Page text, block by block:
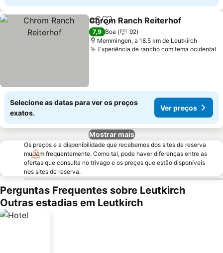
PartilharAdicionar aos favoritos
Chrom Ranch Reiterhof
7,9 Boa
92
Memmingen, a 18.5 km de Leutkirch
Experiência de rancho com tema ocidental
Selecione as datas para ver os preços
exatos.
Ver preços
Mostrar mais
Os preços e a disponibilidade que recebemos dos sites de reserva
mudam frequentemente. Como tal, pode haver diferenças entre as
ofertas que consulta no trivago e os preços que estão disponíveis
nos sites de reserva.
Perguntas Frequentes sobre Leutkirch
Outras estadias em Leutkirch